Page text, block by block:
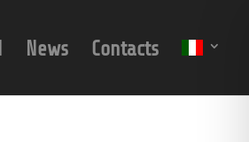
News Contacts